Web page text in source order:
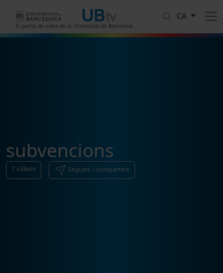
El portal de vídeo de la Universitat de Barcelona
CA
subvencions
7vídeos Segueix i comparteix